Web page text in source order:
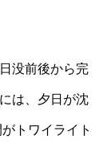
没前後から完
は、夕日が沈
トワイライト